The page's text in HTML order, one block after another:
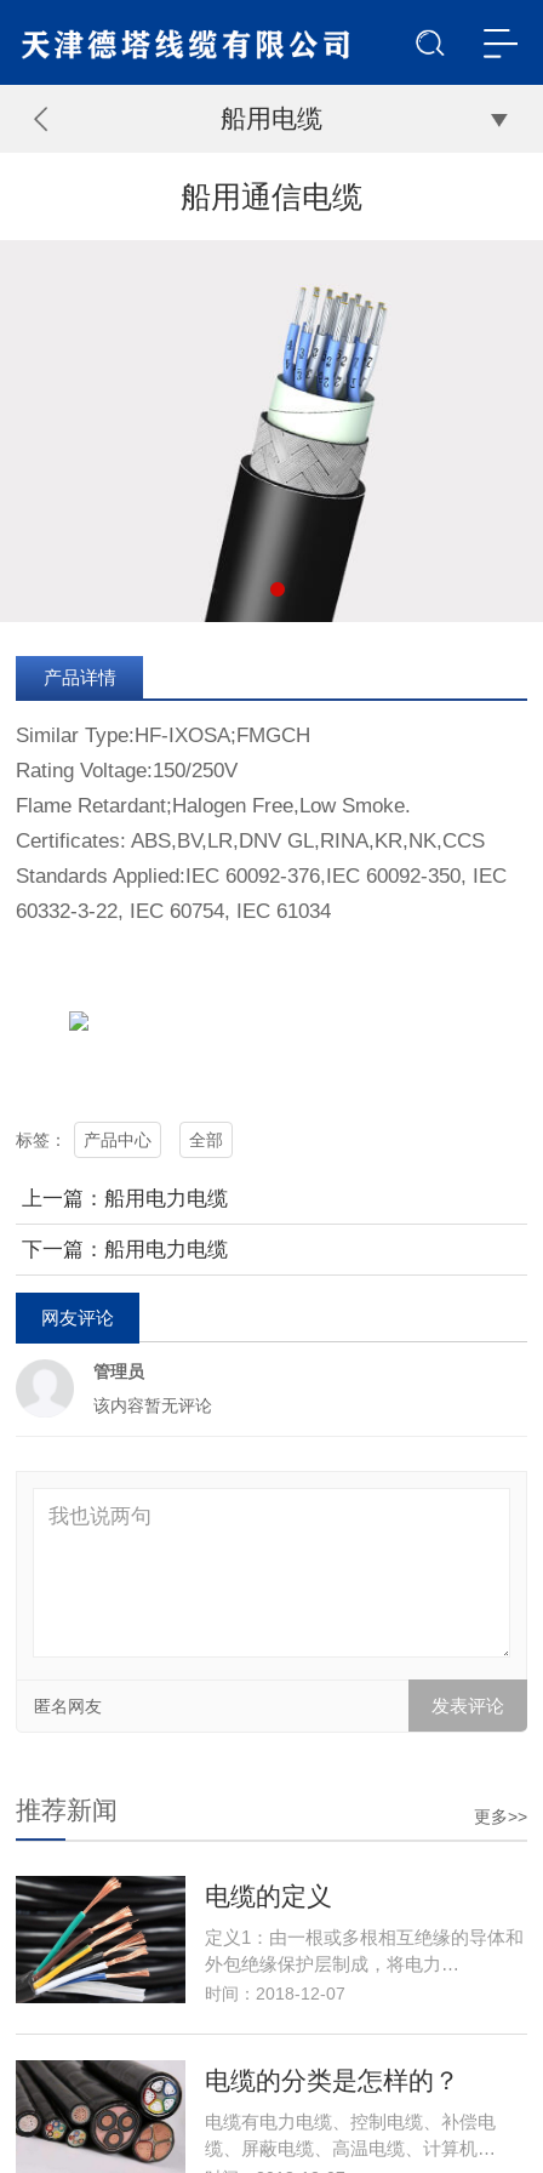
船用电缆
船用通信电缆
产品详情
Similar Type:HF-IXOSA;FMGCH
Rating Voltage:150/250V
Flame Retardant;Halogen Free,Low Smoke.
Certificates: ABS,BV,LR,DNV GL,RINA,KR,NK,CCS
Standards Applied:IEC 60092-376,IEC 60092-350, IEC
60332-3-22, IEC 60754, IEC 61034
标签： 产品中心 全部
上一篇：船用电力电缆
下一篇：船用电力电缆
网友评论
管理员
该内容暂无评论
匿名网友
更多>>
推荐新闻
电缆的定义
定义1：由一根或多根相互绝缘的导体和
外包绝缘保护层制成，将电力…
时间：2018-12-07
电缆的分类是怎样的？
电缆有电力电缆、控制电缆、补偿电
缆、屏蔽电缆、高温电缆、计算机…